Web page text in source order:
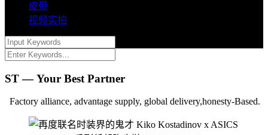
皮带
视频实拍
ST — Your Best Partner
Factory alliance, advantage supply, global delivery,honesty-Based.